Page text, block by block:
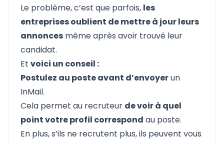
Le problème, c’est que parfois, les
entreprises oublient de mettre à jour leurs
annonces même après avoir trouvé leur
candidat.
Et voici un conseil :
Postulez au poste avant d’envoyerun
InMail.
Cela permet au recruteur de voir à quel
point votre profil correspond au poste.
En plus, s’ils ne recrutent plus, ils peuvent vous